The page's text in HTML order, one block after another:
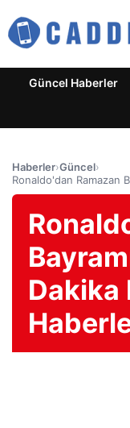
Güncel Haberler
Haberler›Güncel›
Ronaldo'dan Ramazan
Dakika